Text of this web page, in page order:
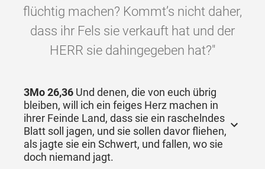
flüchtig machen? Kommt’s nicht daher,
dass ihr Fels sie verkauft hat und der
HERR sie dahingegeben hat?"
3Mo 26,36 Und denen, die von euch übrig
bleiben, will ich ein feiges Herz machen in
ihrer Feinde Land, dass sie ein raschelndes
Blatt soll jagen, und sie sollen davor fliehen,
als jagte sie ein Schwert, und fallen, wo sie
doch niemand jagt.